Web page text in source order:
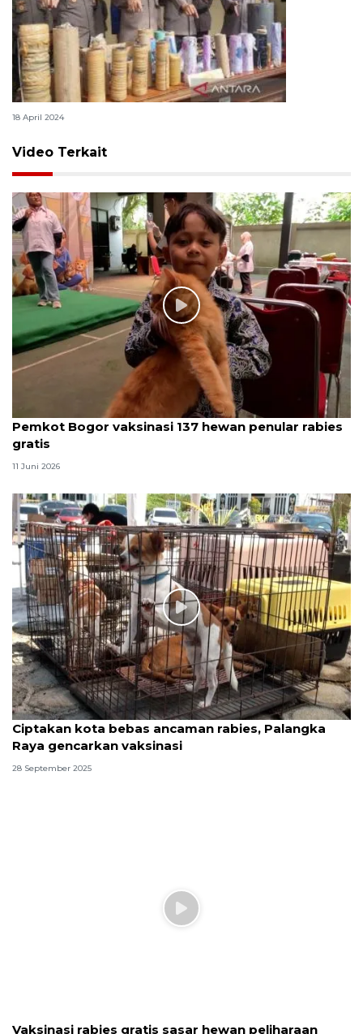
308 petasan dan 80 balon liar diamankan
18 April 2024
Video Terkait
Pemkot Bogor vaksinasi 137 hewan penular rabies
gratis
11 Juni 2026
Ciptakan kota bebas ancaman rabies, Palangka
Raya gencarkan vaksinasi
28 September 2025
Vaksinasi rabies gratis sasar hewan peliharaan